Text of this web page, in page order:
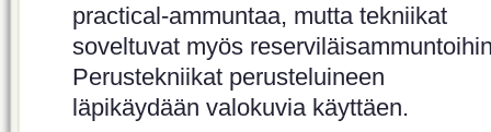
practical-ammuntaa, mutta tekniikat
soveltuvat myös
Perustekniikat perusteluineen
läpikäydään valokuvia käyttäen.